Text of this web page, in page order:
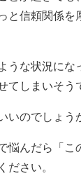
と信頼関係を
うな状況にな
てしまいそう
いのでしょう
悩んだら「こ
ださい。